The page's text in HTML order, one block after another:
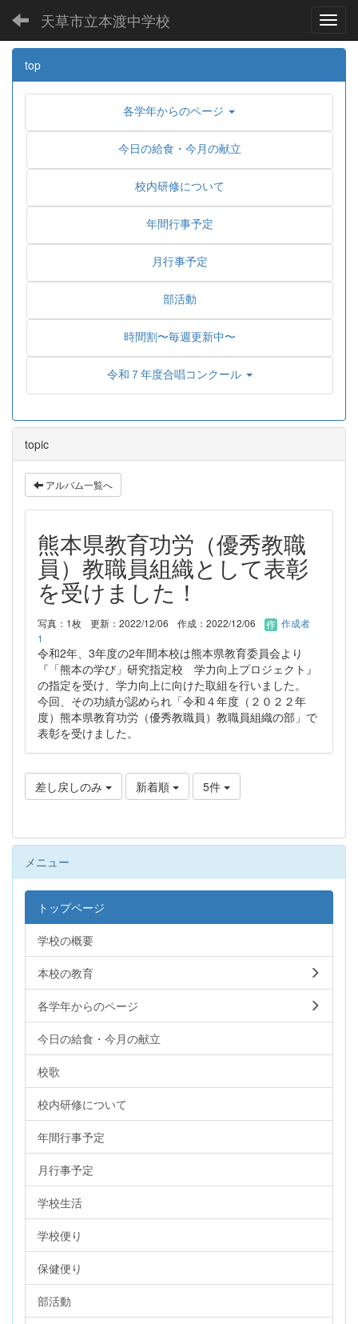
天草市立本渡中学校
top
各学年からのページ
今日の給食・今月の献立
校内研修について
年間行事予定
月行事予定
部活動
時間割〜毎週更新中〜
令和７年度合唱コンクール
topic
アルバム一覧へ
熊本県教育功労（優秀教職
員）教職員組織として表彰
を受けました！
写真：1枚 更新：2022/12/06 作成：2022/12/06
作成者
1
令和2年、3年度の2年間本校は熊本県教育委員会より
『「熊本の学び」研究指定校 学力向上プロジェクト』
の指定を受け、学力向上に向けた取組を行いました。
今回、その功績が認められ「令和４年度（２０２２年
度）熊本県教育功労（優秀教職員）教職員組織の部」で
表彰を受けました。
差し戻しのみ 新着順 5件
メニュー
トップページ
学校の概要
本校の教育
各学年からのページ
今日の給食・今月の献立
校歌
校内研修について
年間行事予定
月行事予定
学校生活
学校便り
保健便り
部活動